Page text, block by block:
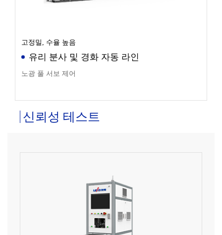
고정밀, 수율 높음
유리 분사 및 경화 자동 라인
노광 풀 서보 제어
신뢰성 테스트